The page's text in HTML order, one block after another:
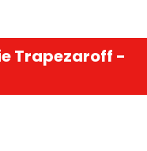
Trapezaroff -